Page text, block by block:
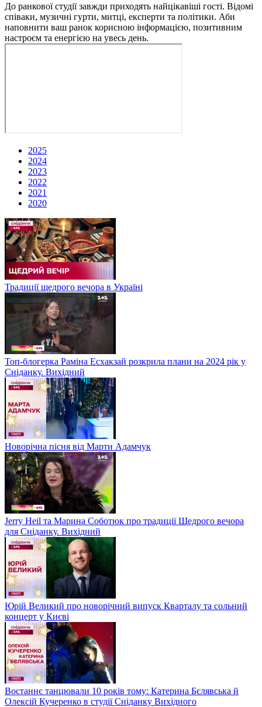
До ранкової студії завжди приходять найцікавіші гості. Відомі
співаки, музичні гурти, митці, експерти та політики. Аби
наповнити ваш ранок корисною інформацією, позитивним
настроєм та енергією на увесь день.
2025
2024
2023
2022
2021
2020
Традиції щедрого вечора в Україні
Топ-блогерка Раміна Есхакзай розкрила плани на 2024 рік у
Сніданку. Вихідний
Новорічна пісня від Марти Адамчук
Jerry Heil та Марина Соботюк про традиції Щедрого вечора
для Сніданку. Вихідний
Юрій Великий про новорічний випуск Кварталу та сольний
концерт у Києві
Востаннє танцювали 10 років тому: Катерина Бєлявська й
Олексій Кучеренко в студії Сніданку Вихідного